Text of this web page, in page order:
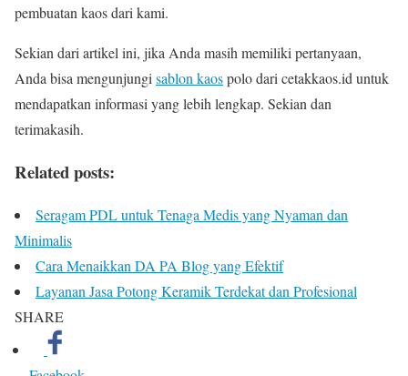
pembuatan kaos dari kami.
Sekian dari artikel ini, jika Anda masih memiliki pertanyaan,
Anda bisa mengunjungisablon kaospolo dari cetakkaos.id untuk
mendapatkan informasi yang lebih lengkap. Sekian dan
terimakasih.
Related posts:
Seragam PDL untuk Tenaga Medis yang Nyaman dan
Minimalis
Cara Menaikkan DA PA Blog yang Efektif
Layanan Jasa Potong Keramik Terdekat dan Profesional
SHARE